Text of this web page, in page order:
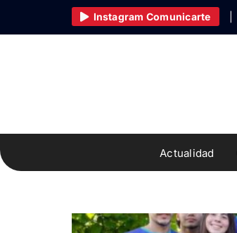
Instagram Comunicarte
Actualidad